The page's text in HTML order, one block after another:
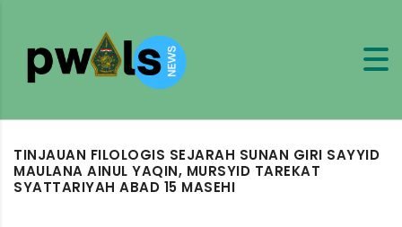
TINJAUAN FILOLOGIS SEJARAH SUNAN GIRI SAYYID
MAULANA AINUL YAQIN, MURSYID TAREKAT
SYATTARIYAH ABAD 15 MASEHI